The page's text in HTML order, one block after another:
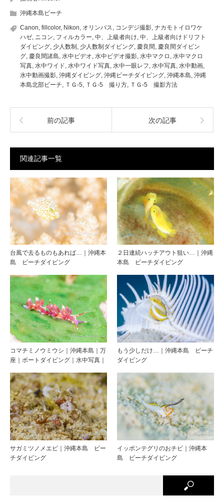
沖縄本島ビーチ
Canon fillcolor, Nikon オリンパス コンデジ撮影 ナカモトイロワケ
ハゼ ニコン フィルカラー 中、上級者向け 中、上級者向けドリフト
ダイビング 少人数制 少人数制ダイビング 慶良間 慶良間ダイビン
グ 慶良間諸島 水中ビデオ 水中ビデオ撮影 水中マクロ 水中マクロ
写真 水中ワイド 水中ワイド写真 水中一眼レフ 水中写真 水中動画
水中動画撮影 沖縄ダイビング 沖縄ビーチダイビング 沖縄本島 沖縄
本島北部ビーチ
ＴＧ-5 ＴＧ-5 撮り方 ＴＧ-5 撮影方法
前の記事 次の記事
関連記事一覧
台風で去るものもあれば…｜沖縄本
島 ビーチダイビング
２日連続ハッチアウト狙い…｜沖縄
本島 ビーチダイビング
コマチミノウミウシ｜沖縄本島｜万
座｜ボートダイビング｜水中写真｜
もう少しだけ…｜沖縄本島 ビーチ
ダイビング
サガミツノメエビ｜沖縄本島 ビー
チダイビング
イッポンテグリのおチビ｜沖縄本
島 ビーチダイビング